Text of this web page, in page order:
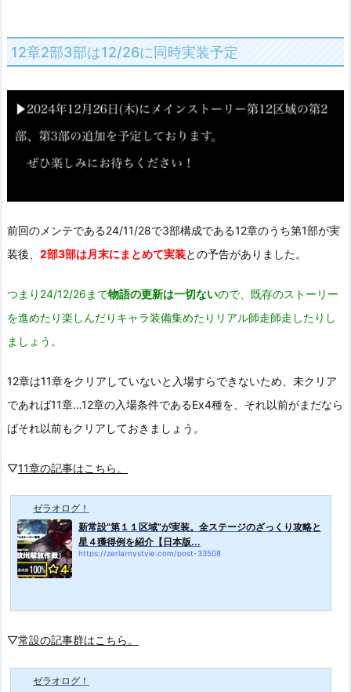
12章2部3部は12/26に同時実装予定
前回のメンテである24/11/28で3部構成である12章のうち第1部が実
装後、 2部3部は月末にまとめて実装との予告がありました。
つまり24/12/26まで物語の更新は一切ないので、既存のストーリー
を進めたり楽しんだりキャラ装備集めたりリアル師走師走したりし
ましょう。
12章は11章をクリアしていないと入場すらできないため、未クリア
であれば11章…12章の入場条件であるEx4種を、それ以前がまだなら
ばそれ以前もクリアしておきましょう。
▽11章の記事はこちら。
ゼラオログ！
新常設”第１１区域”が実装。全ステージのざっくり攻略と
星４獲得例を紹介【日本版...
https://zerlarnystyle.com/post-33508
▽常設の記事群はこちら。
ゼラオログ！